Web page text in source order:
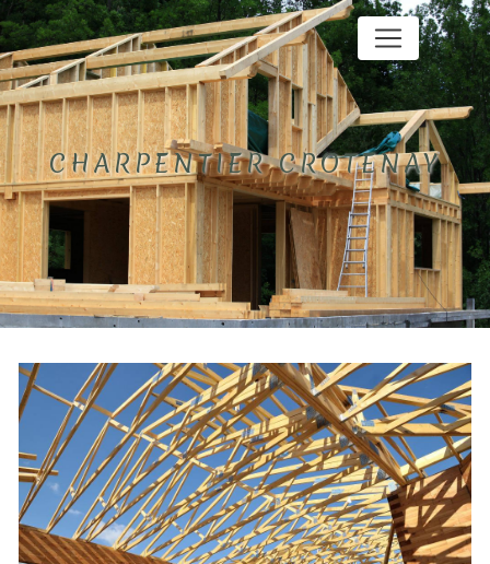
Panneau de gestion des cookies
CHARPENTIER CROTENAY